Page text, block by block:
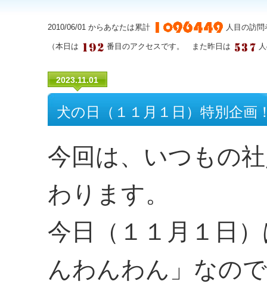
2010/06/01 からあなたは累計 人目の訪
（本日は 番目のアクセスです。 また昨日は
2023.11.01
犬の日（１１月１日）特別企画
今回は、いつもの
わります。
今日（１１月１日
んわんわん」なの